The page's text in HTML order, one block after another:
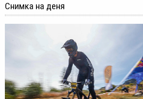
Снимка на деня